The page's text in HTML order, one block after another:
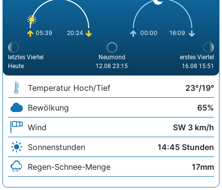
05:39 20:24 00:00 16:09
letztes Viertel
Heute
Neumond
12.08 23:15
erstes Viertel
16.08 15:51
Temperatur Hoch/Tief
23°/19°
Bewölkung
65%
Wind
SW 3 km/h
Sonnenstunden
14:45 Stunden
Regen-Schnee-Menge
17mm